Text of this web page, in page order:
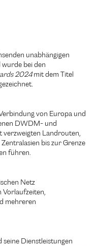
unabhängigen
bei den
2024 mit dem Titel
.
von Europa und
DWDM- und
Landrouten,
bis zur Grenze
führen.
Netz
Vorlaufzeiten,
mehreren
Dienstleistungen